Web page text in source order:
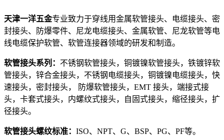
天津一洋五金专业致力于穿线用金属软管接头、电缆接头、密
封接头、防爆零件、尼龙电缆接头、金属软管、尼龙软管等电
线电缆保护软管、软管连接器领域的研发和制造。
软管接头系列： 不锈钢软管接头，铜镀镍软管接头，铁镀锌软
管接头，锌合金接头，不锈钢电缆接头，铜镀镍电缆接头，快
速接头，密封接头， 防爆软管接头，EMT 接头，端接式接
头，卡套式接头，内螺纹式接头，自固式接头，缩径接头，扩
径接头。
软管接头螺纹标准： ISO、NPT、G、BSP、PG、PF等。